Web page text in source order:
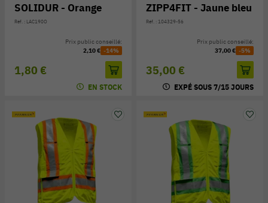
SOLIDUR - Orange
Réf. : LAC190O
1,80 €
Prix public conseillé:
2,10 € -14%
EN STOCK
ZIPP4FIT - Jaune bleu
Réf. : 104329-56
35,00 €
Prix public conseillé:
37,00 € -5%
EXPÉ SOUS 7/15 JOURS